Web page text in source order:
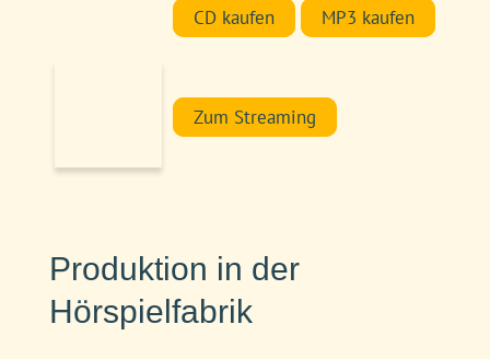
CD kaufen MP3 kaufen
Produktion in der
Die Hörspielfassung von „Die
Nährstoffgeschichte“ bedurfte professioneller